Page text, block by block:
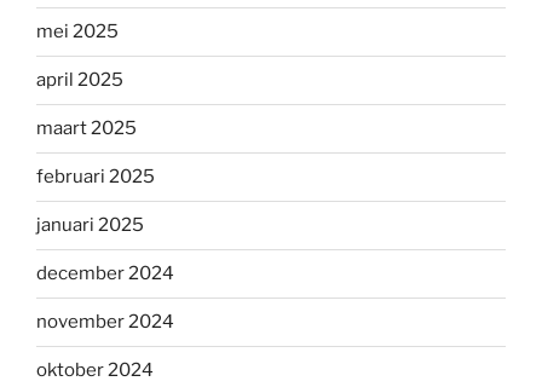
mei 2025
april 2025
maart 2025
februari 2025
januari 2025
december 2024
november 2024
oktober 2024